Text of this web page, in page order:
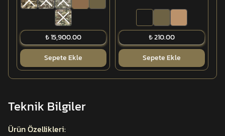
₺ 15,900.00
Sepete Ekle
₺ 210.00
Sepete Ekle
Teknik Bilgiler
Ürün Özellikleri: